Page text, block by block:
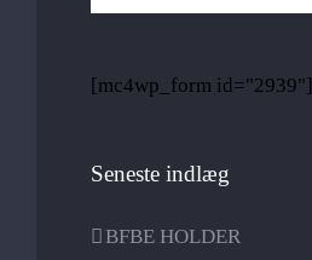
efter:
[mc4wp_form id="2939"]
Seneste indlæg
BFBE HOLDER